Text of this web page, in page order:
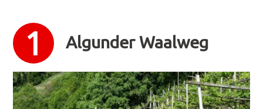
Algunder Waalweg